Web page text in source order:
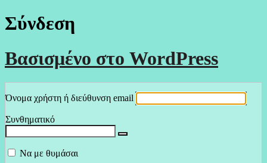
Σύνδεση
Βασισμένο στο WordPress
Όνομα χρήστη ή διεύθυνση email
Συνθηματικό
Να με θυμάσαι